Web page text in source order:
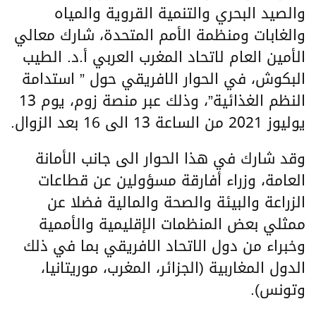
والصيد البحري والتنمية القروية والمياه
والغابات ومنظمة الأمم المتحدة، شارك معالي
الأمين العام لاتحاد المغرب العربي أ.د. الطيب
البكوش، في الحوار الافريقي حول ” استدامة
النظم الغذائية”، وذلك عبر منصة زوم، يوم 13
يوليوز 2021 من الساعة 13 الى 16 بعد الزوال.
وقد شارك في هذا الحوار الى جانب الأمانة
العامة، وزراء أفارقة مسؤولين عن قطاعات
الزراعة والبيئة والصحة والمالية فضلا عن
ممثلي بعض المنظمات الإقليمية والأممية
وخبراء من دول الاتحاد الافريقي بما في ذلك
الدول المغاربية (الجزائر، المغرب، موريتانيا،
وتونس).